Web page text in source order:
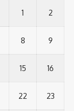
1 2
8 9
15 16
22 23